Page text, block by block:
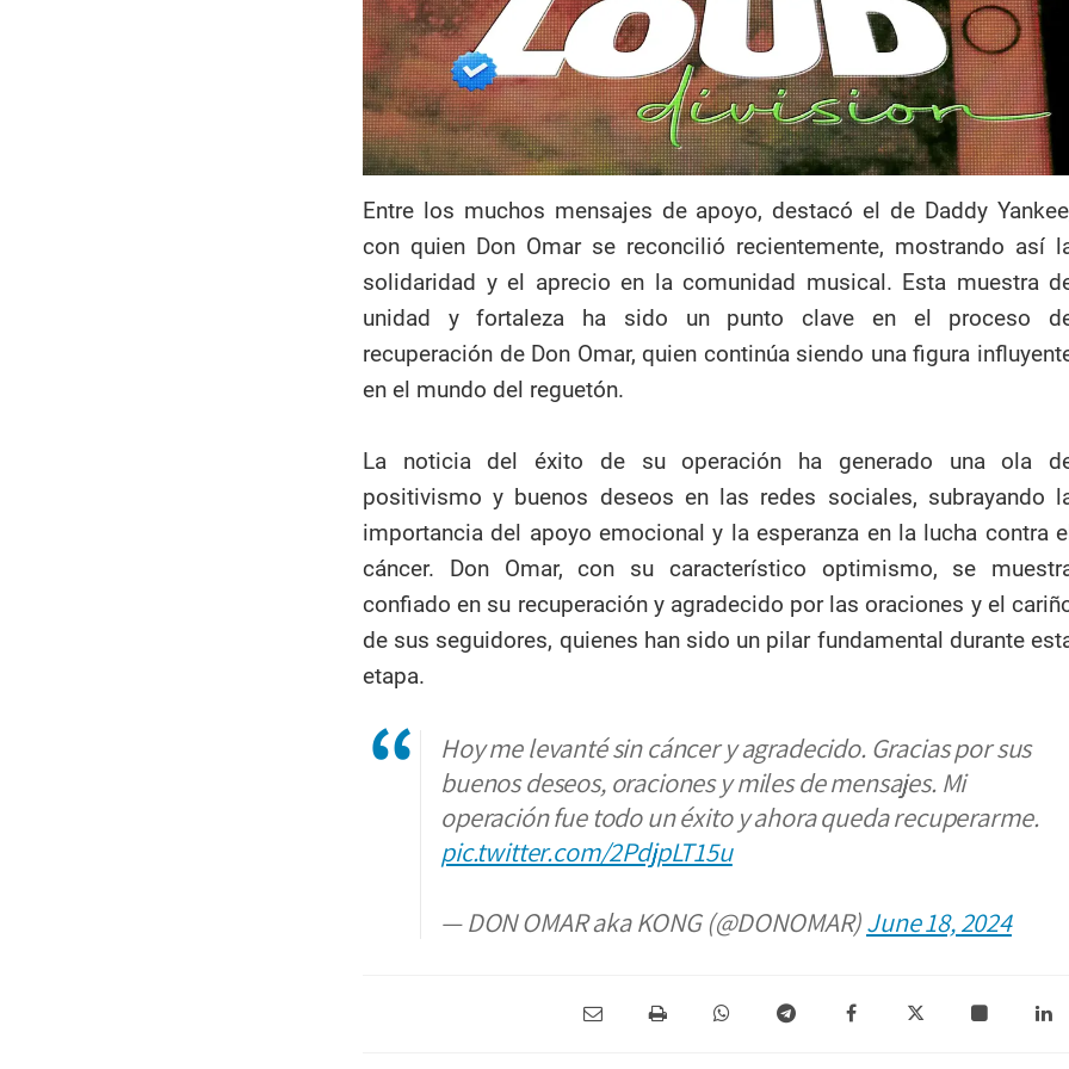
Entre los muchos mensajes de apoyo, destacó el de Daddy
con quien Don Omar se reconcilió recientemente, mostrando así
solidaridad y el aprecio en la comunidad musical. Esta muestra
unidad y fortaleza ha sido un punto clave en el proceso
recuperación de Don Omar, quien continúa siendo una figura
en el mundo del reguetón.
La noticia del éxito de su operación ha generado una ola
positivismo y buenos deseos en las redes sociales, subrayando
importancia del apoyo emocional y la esperanza en la lucha contra
cáncer. Don Omar, con su característico optimismo, se
confiado en su recuperación y agradecido por las oraciones y el
de sus seguidores, quienes han sido un pilar fundamental durante
etapa.
Hoy me levanté sin cáncer y agradecido. Gracias por sus
buenos deseos, oraciones y miles de mensajes. Mi
operación fue todo un éxito y ahora queda recuperarme.
pic.twitter.com/2PdjpLT15u
— DON OMAR aka KONG (@DONOMAR)June 18, 2024